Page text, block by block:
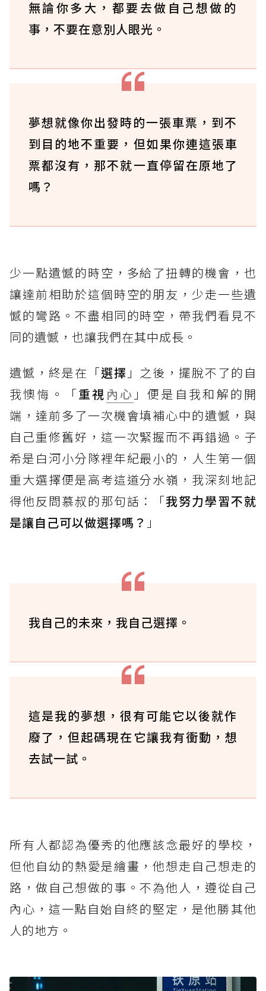
無論你多大，都要去做自己想做的
事，不要在意別人眼光。
夢想就像你出發時的一張車票，到不
到目的地不重要，但如果你連這張車
票都沒有，那不就一直停留在原地了
嗎？
少一點遺憾的時空，多給了扭轉的機會，也
讓達前相助於這個時空的朋友，少走一些遺
憾的彎路。不盡相同的時空，帶我們看見不
同的遺憾，也讓我們在其中成長。
遺憾，終是在「選擇 」之後，擺脫不了的自
我懊悔。「重視 內心 」便是自我和解的開
端，達前多了一次機會填補心中的遺憾，與
自己重修舊好，這一次緊握而不再錯過。子
希是白河小分隊裡年紀最小的，人生第一個
重大選擇便是高考這道分水嶺，我深刻地記
得他反問慕叔的那句話：「我努力學習不就
是讓自己可以做選擇嗎？ 」
我自己的未來，我自己選擇。
這是我的夢想，很有可能它以後就作
廢了，但起碼現在它讓我有衝動，想
去試一試。
所有人都認為優秀的他應該念最好的學校，
但他自幼的熱愛是繪畫，他想走自己想走的
路，做自己想做的事。不為他人，遵從自己
內心，這一點自始自終的堅定，是他勝​其他
人的地方。